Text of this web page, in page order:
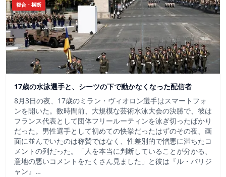
複合・横断
17歳の水泳選手と、シーツの下で動かなくなった配信者
8月3日の夜、17歳のミラン・ヴィオロン選手はスマートフォ
ンを開いた。数時間前、大規模な芸術水泳大会の決勝で、彼は
フランス代表として団体フリールーティンを泳ぎ切ったばかり
だった。男性選手として初めての快挙だったはずのその夜、画
面に並んでいたのは称賛ではなく、性差別的で憎悪に満ちたコ
メントの列だった。「人を本当に判断していることが分かる、
意地の悪いコメントをたくさん見ました」と彼は『ル・パリジ
ャン』…